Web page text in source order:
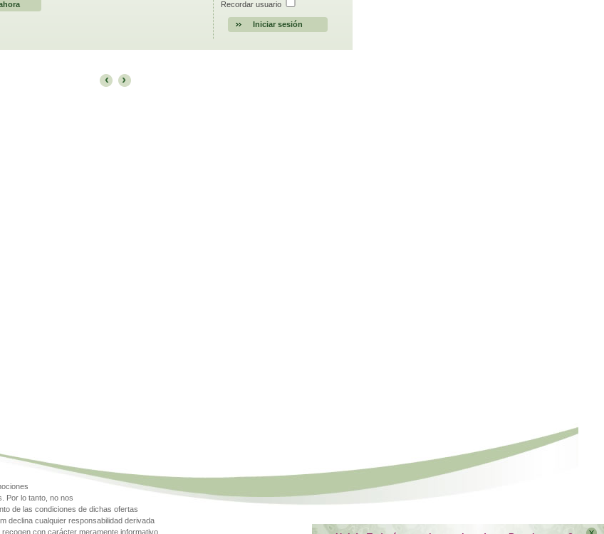
Recordar usuario
‹ ›
Por lo tanto, no nos
de las condiciones de dichas ofertas
declina cualquier responsabilidad derivada
con carácter meramente informativo.